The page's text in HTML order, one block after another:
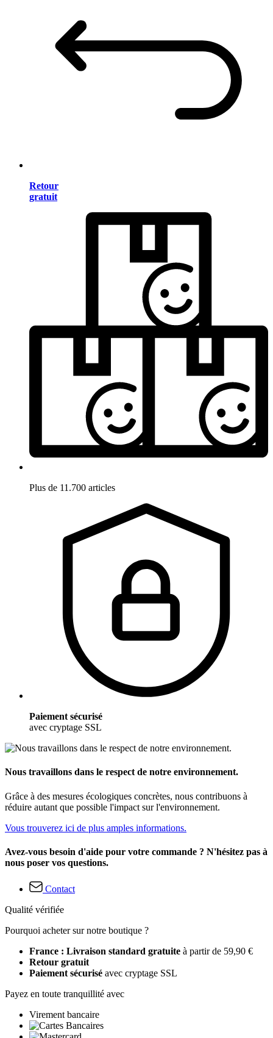
Retour
gratuit
Plus de 11.700 articles
Paiement sécurisé
avec cryptage SSL
Nous travaillons dans le respect de notre environnement.
Grâce à des mesures écologiques concrètes, nous contribuons à
réduire autant que possible l'impact sur l'environnement.
Vous trouverez ici de plus amples informations.
Avez-vous besoin d'aide pour votre commande ? N'hésitez pas à
nous poser vos questions.
Contact
Qualité vérifiée
Pourquoi acheter sur notre boutique ?
France : Livraison standard gratuite à partir de 59,90 €
Retour gratuit
Paiement sécurisé avec cryptage SSL
Payez en toute tranquillité avec
Virement bancaire